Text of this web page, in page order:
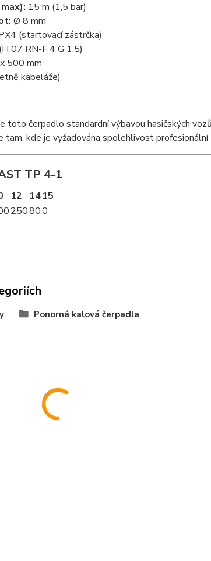
15 m (1,5 bar)
Ø 8 mm
(startovací zástrčka)
07 RN-F 4 G 1,5)
500 mm
kabeláže)
čerpadlo standardní výbavou hasičských
tam, kde je vyžadována spolehlivost
TP 4-1
12 1415
250800
Ponorná kalová čerpadla